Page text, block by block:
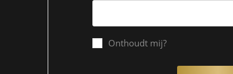
Onthoudt mij?